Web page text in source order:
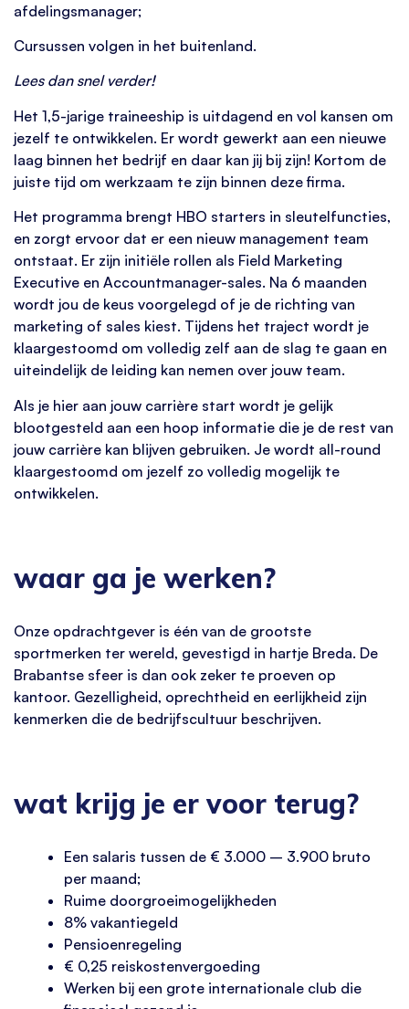
afdelingsmanager;
Cursussen volgen in het buitenland.
Lees dan snel verder!
Het 1,5-jarige traineeship is uitdagend en vol kansen om
jezelf te ontwikkelen. Er wordt gewerkt aan een nieuwe
laag binnen het bedrijf en daar kan jij bij zijn! Kortom de
juiste tijd om werkzaam te zijn binnen deze firma.
Het programma brengt HBO starters in sleutelfuncties,
en zorgt ervoor dat er een nieuw management team
ontstaat. Er zijn initiële rollen als Field Marketing
Executive en Accountmanager-sales. Na 6 maanden
wordt jou de keus voorgelegd of je de richting van
marketing of sales kiest. Tijdens het traject wordt je
klaargestoomd om volledig zelf aan de slag te gaan en
uiteindelijk de leiding kan nemen over jouw team.
Als je hier aan jouw carrière start wordt je gelijk
blootgesteld aan een hoop informatie die je de rest van
jouw carrière kan blijven gebruiken. Je wordt all-round
klaargestoomd om jezelf zo volledig mogelijk te
ontwikkelen.
waar ga je werken?
Onze opdrachtgever is één van de grootste
sportmerken ter wereld, gevestigd in hartje Breda. De
Brabantse sfeer is dan ook zeker te proeven op
kantoor. Gezelligheid, oprechtheid en eerlijkheid zijn
kenmerken die de bedrijfscultuur beschrijven.
wat krijg je er voor terug?
Een salaris tussen de € 3.000 – 3.900 bruto
per maand;
Ruime doorgroeimogelijkheden
8% vakantiegeld
Pensioenregeling
€ 0,25 reiskostenvergoeding
Werken bij een grote internationale club die